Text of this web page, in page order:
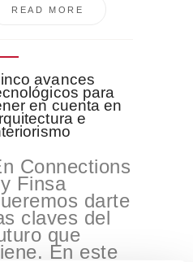
READ MORE
avances
para
en cuenta en
e
Connections
Finsa
darte
claves del
que
En este